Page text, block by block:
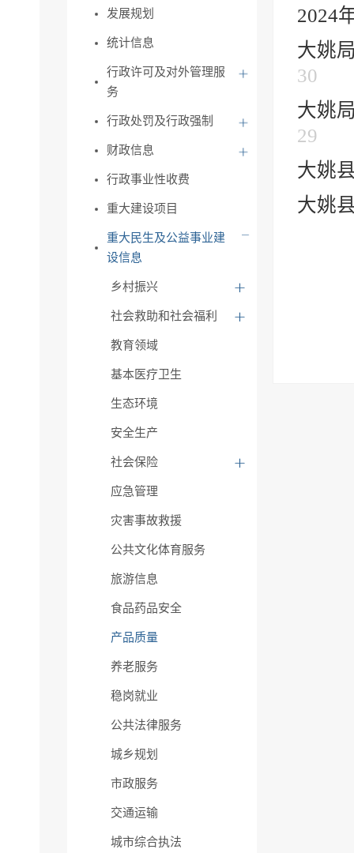
发展规划
统计信息
行政许可及对外管理服
务
行政处罚及行政强制
财政信息
行政事业性收费
重大建设项目
重大民生及公益事业建
设信息
乡村振兴
社会救助和社会福利
教育领域
基本医疗卫生
生态环境
安全生产
社会保险
应急管理
灾害事故救援
公共文化体育服务
旅游信息
食品药品安全
产品质量
养老服务
稳岗就业
公共法律服务
城乡规划
市政服务
交通运输
城市综合执法
2024
大姚
30
大姚
29
大姚
大姚